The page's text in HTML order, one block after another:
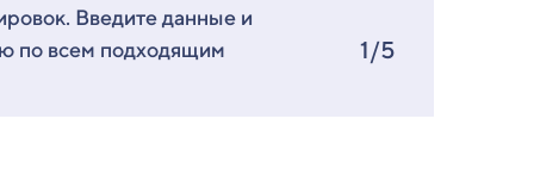
Введите данные и
по всем подходящим
1/5